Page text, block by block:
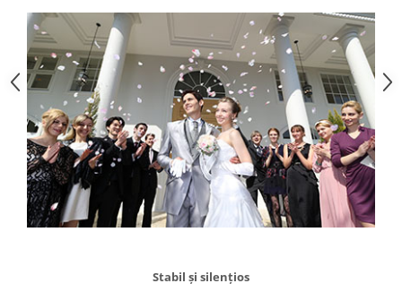
Acumulatori camere video
Lampi video
Stabilizatoare (Gimbal) / Steady
Cam
Huse Protectie / Ploaie camere
video
Accesorii diverse pt camere video
Camere Video Cinematice
Drone
Camere Video CompacteStabil şi silenţios